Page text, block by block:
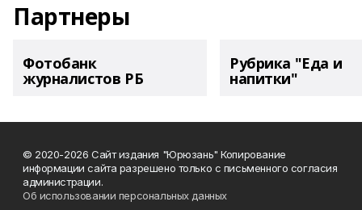
Партнеры
Фотобанк
журналистов РБ
Рубрика "Еда и
напитки"
© 2020-2026 Сайт издания "Юрюзань" Копирование
информации сайта разрешено только с письменного согласия
администрации.
Об использовании персональных данных